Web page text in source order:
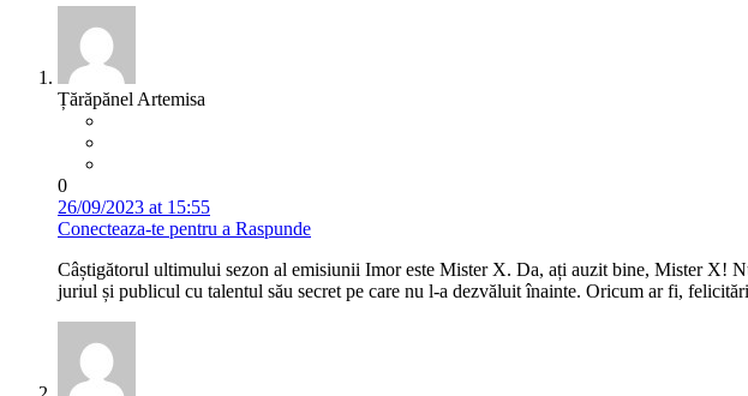
Țărăpănel Artemisa
0
26/09/2023 at 15:55
Conecteaza-te pentru a Raspunde
Câștigătorul ultimului sezon al emisiunii Imor este Mister X. Da, ați auzit bine, Mister X!
juriul și publicul cu talentul său secret pe care nu l-a dezvăluit înainte. Oricum ar fi,